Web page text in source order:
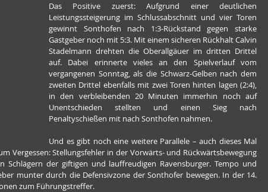
Das Positive zuerst: Aufgrund einer deutlichen
Leistungssteigerung im Schlussabschnitt und vier Toren
gewinnt Sonthofen nach 1:3-Rückstand gegen starke
Gastgeber noch mit 5:3. Mit einem sicheren Rückhalt Calvin
Stadelmann drehten die Oberallgäuer im dritten Drittel
auf. Dabei erinnerte vieles an den Spielverlauf vom
vergangenen Sonntag, als die Schwarz-Gelben nach dem
zweiten Drittel ebenfalls mit zwei Toren hinten lagen (2:4),
in den verbleibenden 20 Minuten immerhin noch auf
Unentschieden stellten und einen Sieg nach
Penaltyschießen mit nach Sonthofen nahmen.
Und es gibt noch eine weitere Parallele – auch dieses Mal
Vergessen: Stellungsfehler in der Vorwärts- und Rückwärtsbewegung
Schlägern der giftigen und lauffreudigen Ravensburger. Tempo und
munter durch die Defensivzone der Sonthofer bewegen. In der 14.
zum Führungstreffer.